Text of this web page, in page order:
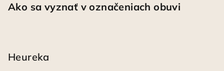
Ako sa vyznať v označeniach obuvi
Heureka